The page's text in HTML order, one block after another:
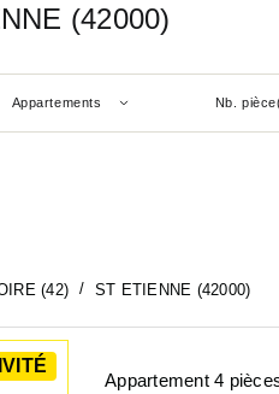
(42000)
Appartements Nb.
(42) ST ETIENNE (42000)
Appartement 4